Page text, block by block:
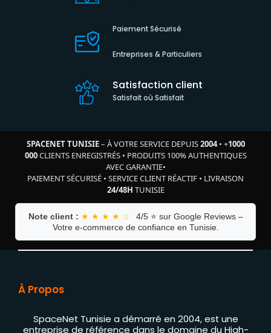
Paiement Sécurisé
Entreprises & Particuliers
Satisfaction client
Satisfait où Satisfait
SPACENET TUNISIE– À VOTRE SERVICE DEPUIS2004• +1000
000CLIENTS ENREGISTRÉS• PRODUITS 100% AUTHENTIQUES
AVEC GARANTIE•
PAIEMENT SÉCURISÉ • SERVICE CLIENT RÉACTIF • LIVRAISON
24/48H TUNISIE
Note client : ★ ★ ★ ★ ☆
4/5 ⭐ sur Google Reviews –
Votre e-commerce de confiance en Tunisie.
À Propos
SpaceNet Tunisie a démarré en 2004, est une
entreprise de référence dans le domaine du High-